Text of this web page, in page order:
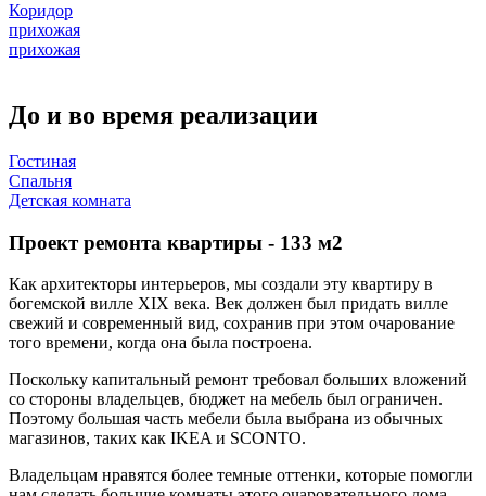
Коридор
прихожая
прихожая
До и во время реализации
Гостиная
Спальня
Детская комната
Проект ремонта квартиры - 133 м2
Как архитекторы интерьеров, мы создали эту квартиру в
богемской вилле XIX века. Век должен был придать вилле
свежий и современный вид, сохранив при этом очарование
того времени, когда она была построена.
Поскольку капитальный ремонт требовал больших вложений
со стороны владельцев, бюджет на мебель был ограничен.
Поэтому большая часть мебели была выбрана из обычных
магазинов, таких как IKEA и SCONTO.
Владельцам нравятся более темные оттенки, которые помогли